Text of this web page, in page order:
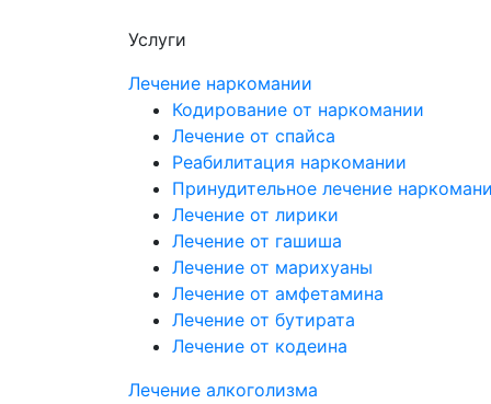
Услуги
Лечение наркомании
Кодирование от наркомании
Лечение от спайса
Реабилитация наркомании
Принудительное лечение
Лечение от лирики
Лечение от гашиша
Лечение от марихуаны
Лечение от амфетамина
Лечение от бутирата
Лечение от кодеина
Лечение алкоголизма